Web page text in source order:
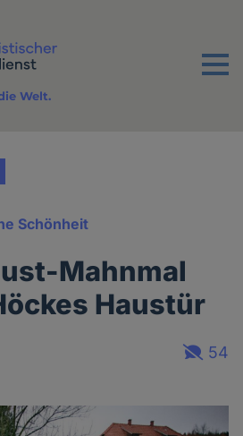
Menu
Welt.
Schönheit
Mahnmal
Haustür
54